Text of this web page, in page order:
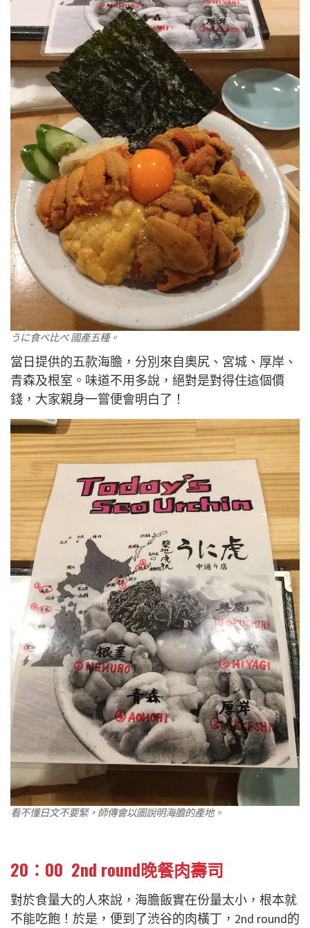
うに食べ比べ 國產五種。
當日提供的五款海膽，分別來自奧尻、宮城、厚岸、
青森及根室。味道不用多說，絕對是對得住這個價
錢，大家親身一嘗便會明白了！
看不懂日文不要緊，師傳會以圖說明海膽的產地。
20：00 2nd round晚餐肉壽司
對於食量大的人來說，海膽飯實在份量太小，根本就
不能吃飽！於是，便到了渋谷的肉橫丁，2nd round的